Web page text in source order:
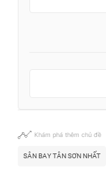
Khám phá thêm chủ đề
SÂN BAY TÂN SƠN NHẤT